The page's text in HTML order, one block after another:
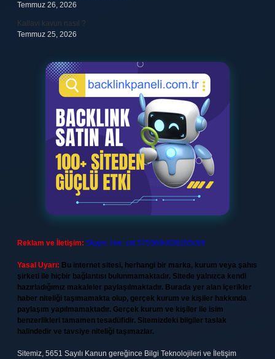
Temmuz 26, 2026
Kallavi kavun nasıl ?
Temmuz 25, 2026
Reklam ve İletişim: Skype: live:.cid.575569c608265c69
Yasal Uyarı: Bu internet sitesi, herhangi bir marka, kurum veya şahıs
şirketi ile hiçbir bağlantısı bulunmamaktadır. Sitede yalnızca kendi
hazırladığımız makaleler paylaşılmaktadır. Burada yer alan içerikler
haber niteliği taşımamakta olup, gerçek kurum ve kişiler hakkında
paylaşım yapılmamaktadır. Gerçek kurum ve kişiler ile isim
benzerlikleri tamamen tesadüfidir. Sitemizdeki bilgiler taslak
halindedir ve tavsiye niteliği taşımazlar.
Sitemiz, 5651 Sayılı Kanun gereğince Bilgi Teknolojileri ve İletişim